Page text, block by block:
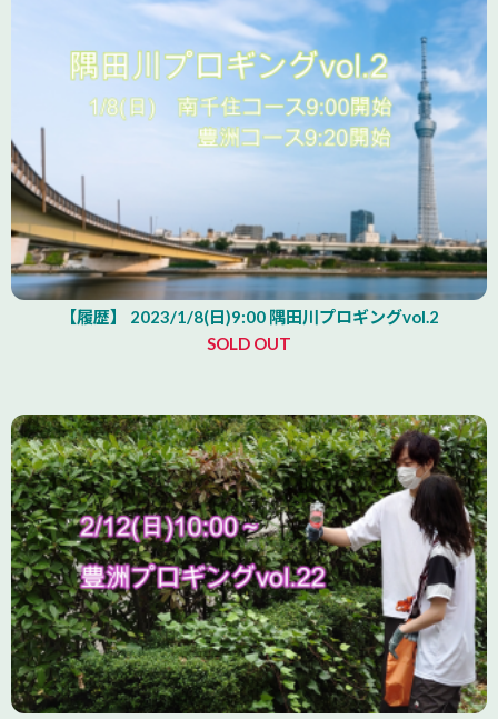
【履歴】 2023/1/8(日)9:00 隅田川プロギングvol.2
SOLD OUT